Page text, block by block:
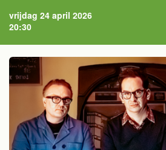
vrijdag 24 april 2026
20:30